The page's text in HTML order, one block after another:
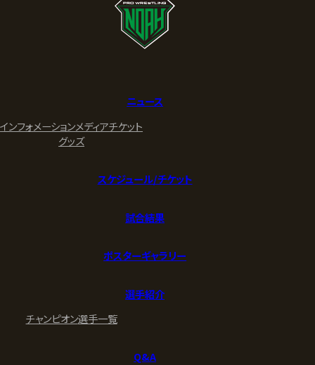
ニュース
インフォメーションメディアチケット
グッズ
スケジュール/チケット
試合結果
ポスターギャラリー
選手紹介
チャンピオン選手一覧
Q&A